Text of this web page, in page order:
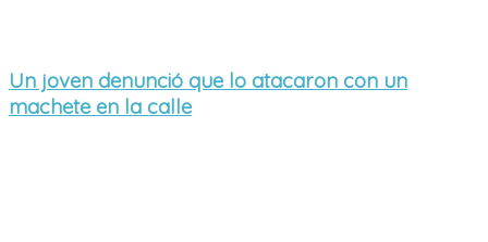
Un joven denunció que lo atacaron con un
machete en la calle